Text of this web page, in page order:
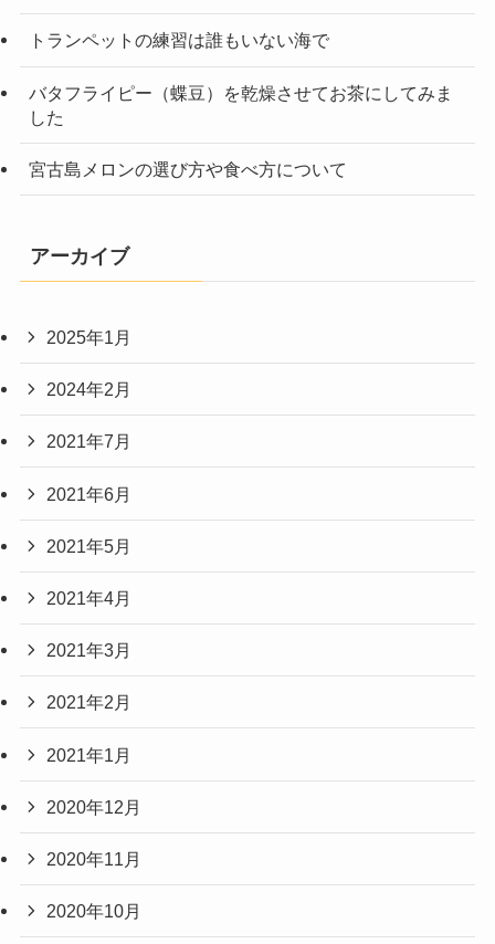
トランペットの練習は誰もいない海で
バタフライピー（蝶豆）を乾燥させてお茶にしてみま
した
宮古島メロンの選び方や食べ方について
アーカイブ
2025年1月
2024年2月
2021年7月
2021年6月
2021年5月
2021年4月
2021年3月
2021年2月
2021年1月
2020年12月
2020年11月
2020年10月